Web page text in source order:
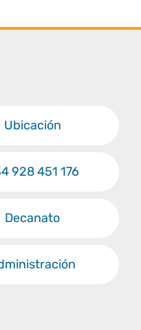
Ubicación
928 451 176
Decanato